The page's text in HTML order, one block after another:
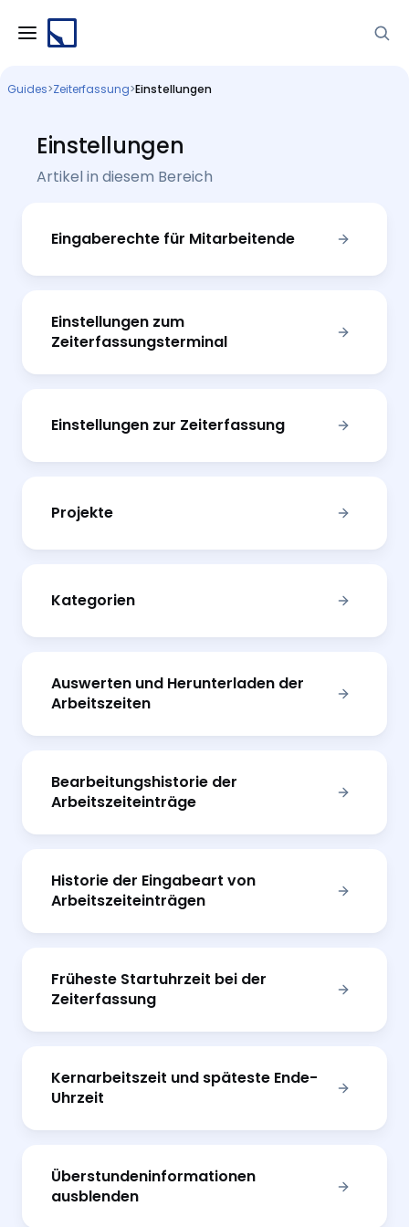
Guides>Zeiterfassung>Einstellungen
Einstellungen
Artikel in diesem Bereich
Eingaberechte für Mitarbeitende
Einstellungen zum
Zeiterfassungsterminal
Einstellungen zur Zeiterfassung
Projekte
Kategorien
Auswerten und Herunterladen der
Arbeitszeiten
Bearbeitungshistorie der
Arbeitszeiteinträge
Historie der Eingabeart von
Arbeitszeiteinträgen
Früheste Startuhrzeit bei der
Zeiterfassung
Kernarbeitszeit und späteste Ende-
Uhrzeit
Überstundeninformationen
ausblenden